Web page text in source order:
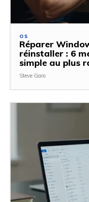
OS
Réparer
réinstaller : 6
simple au plus
Steve Garo